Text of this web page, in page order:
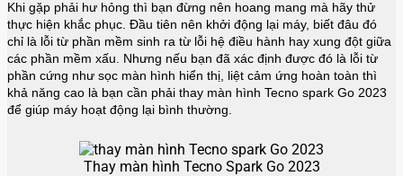
Khi gặp phải hư hỏng thì bạn đừng nên hoang mang mà hãy thử
thực hiện khắc phục. Đầu tiên nên khởi động lại máy, biết đâu đó
chỉ là lỗi từ phần mềm sinh ra từ lỗi hệ điều hành hay xung đột giữa
các phần mềm xấu. Nhưng nếu bạn đã xác định được đó là lỗi từ
phần cứng như sọc màn hình hiển thị, liệt cảm ứng hoàn toàn thì
khả năng cao là bạn cần phải thay màn hình Tecno spark Go 2023
để giúp máy hoạt động lại bình thường.
Thay màn hình Tecno Spark Go 2023